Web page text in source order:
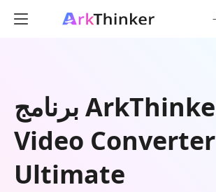
برنامج ArkThinker
Video Converter
Ultimate